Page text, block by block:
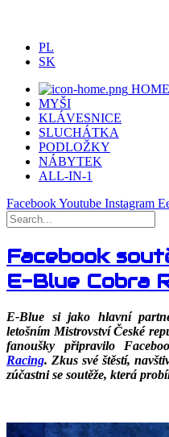
PL
SK
HOME
MYŠI
KLÁVESNICE
SLUCHÁTKA
PODLOŽKY
NÁBYTEK
ALL-IN-1
FacebookYoutube Instagram
Facebook
E-Blue Cobra
E-Blue si jako hlavní
letošním Mistrovství České
fanoušky připravilo
Racing. Zkus své štěstí,
zúčastni se soutěže, která